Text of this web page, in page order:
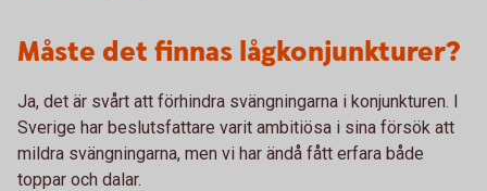
Måste det finnas lågkonjunkturer?
Ja, det är svårt att förhindra svängningarna i konjunkturen. I
Sverige har beslutsfattare varit ambitiösa i sina försök att
mildra svängningarna, men vi har ändå fått erfara både
toppar och dalar.